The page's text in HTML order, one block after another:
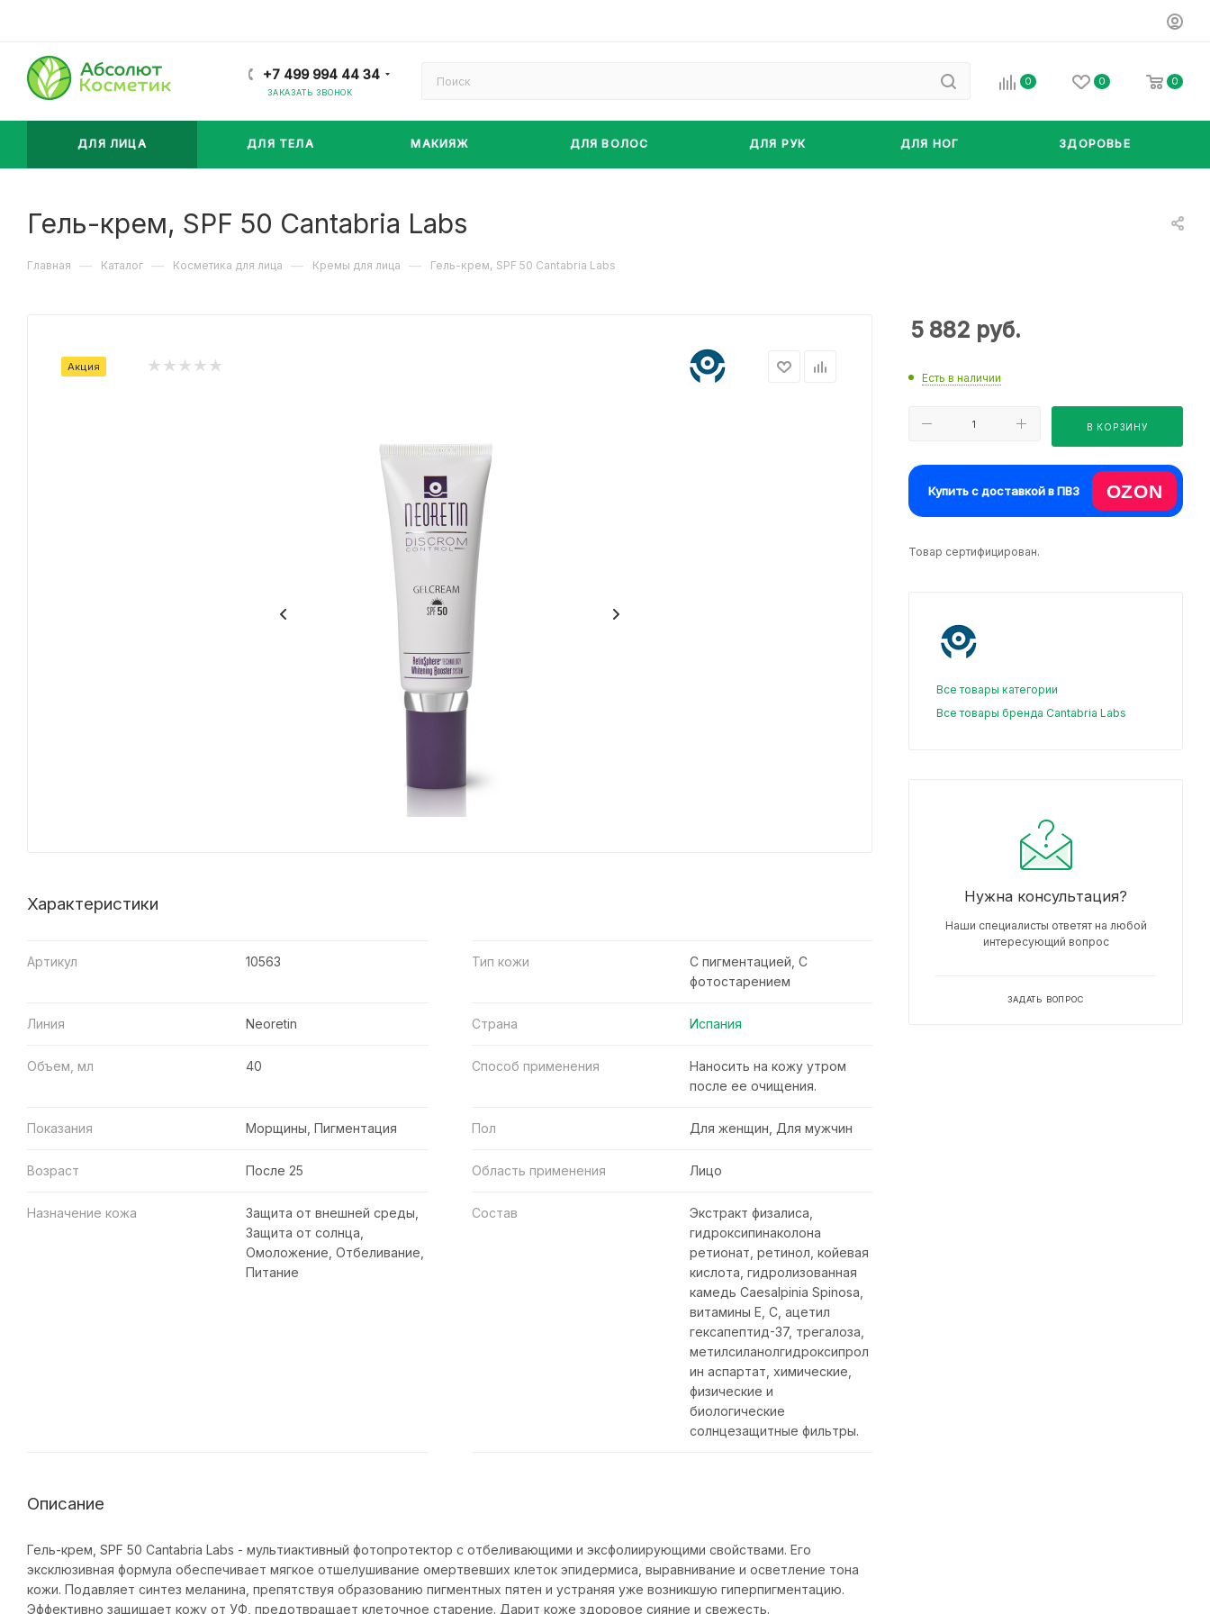
+7 499 994 44 34
ЗАКАЗАТЬ ЗВОНОК
0 0 0
ДЛЯ ЛИЦА ДЛЯ ТЕЛА МАКИЯЖ ДЛЯ ВОЛОС ДЛЯ РУК ДЛЯ НОГ ЗДОРОВЬЕ
Гель-крем, SPF 50 Cantabria Labs
Главная — Каталог — Косметика для лица — Кремы для лица — Гель-крем, SPF 50 Cantabria Labs
Акция
Характеристики
Артикул 10563 Тип кожи
С пигментацией, С
фотостарением
Линия Neoretin Страна Испания
Объем, мл 40 Способ применения
Наносить на кожу утром
после ее очищения.
Показания Морщины, Пигментация Пол Для женщин, Для мужчин
Возраст После 25 Область применения Лицо
Назначение кожа
Защита от внешней среды,
Защита от солнца,
Омоложение, Отбеливание,
Питание
Состав
Экстракт физалиса,
гидроксипинаколона
ретионат, ретинол, койевая
кислота, гидролизованная
камедь Caesalpinia Spinosa,
витамины Е, С, ацетил
гексапептид-37, трегалоза,
метилсиланолгидроксипрол
ин аспартат, химические,
физические и
биологические
солнцезащитные фильтры.
Описание
Гель-крем, SPF 50 Cantabria Labs - мультиактивный фотопротектор с отбеливающими и эксфолиирующими свойствами. Его
эксклюзивная формула обеспечивает мягкое отшелушивание омертвевших клеток эпидермиса, выравнивание и осветление тона
кожи. Подавляет синтез меланина, препятствуя образованию пигментных пятен и устраняя уже возникшую гиперпигментацию.
Эффективно защищает кожу от УФ, предотвращает клеточное старение. Дарит коже здоровое сияние и свежесть.
5 882 руб.
Есть в наличии
В КОРЗИНУ
Купить с доставкой в ПВЗ OZON
Товар сертифицирован.
Все товары категории
Все товары бренда Cantabria Labs
Нужна консультация?
Наши специалисты ответят на любой
интересующий вопрос
ЗАДАТЬ ВОПРОС